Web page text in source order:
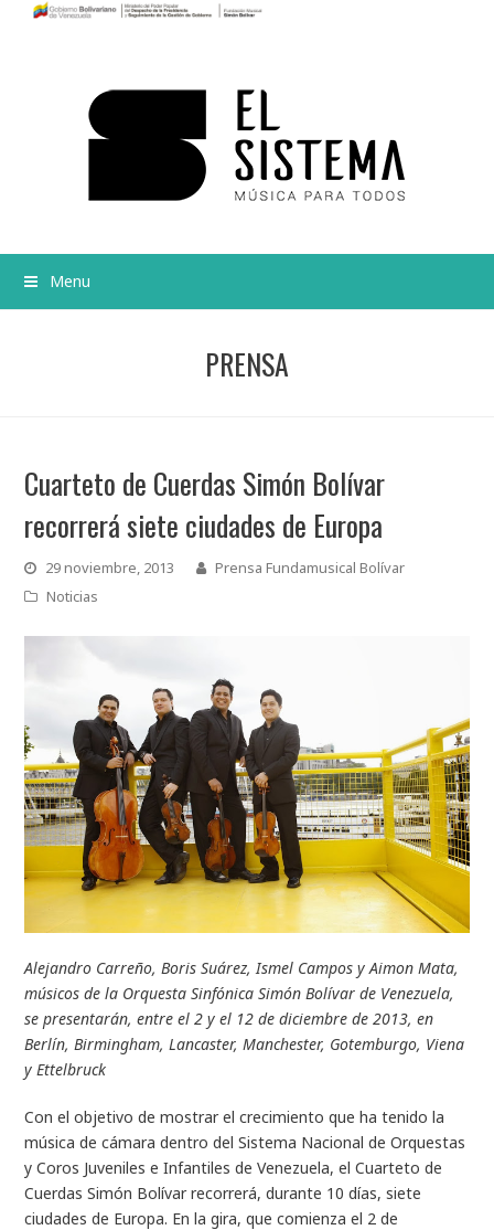
Menu
PRENSA
Cuarteto de Cuerdas Simón Bolívar
recorrerá siete ciudades de Europa
29 noviembre, 2013
Prensa Fundamusical Bolívar
Noticias
Alejandro Carreño, Boris Suárez, Ismel Campos y Aimon Mata,
músicos de la Orquesta Sinfónica Simón Bolívar de Venezuela,
se presentarán, entre el 2 y el 12 de diciembre de 2013, en
Berlín, Birmingham, Lancaster, Manchester, Gotemburgo, Viena
y Ettelbruck
Con el objetivo de mostrar el crecimiento que ha tenido la
música de cámara dentro del Sistema Nacional de Orquestas
y Coros Juveniles e Infantiles de Venezuela, el Cuarteto de
Cuerdas Simón Bolívar recorrerá, durante 10 días, siete
ciudades de Europa. En la gira, que comienza el 2 de